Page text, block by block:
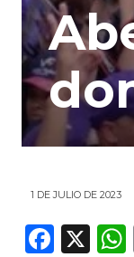
1 DE JULIO DE 2023
F
X